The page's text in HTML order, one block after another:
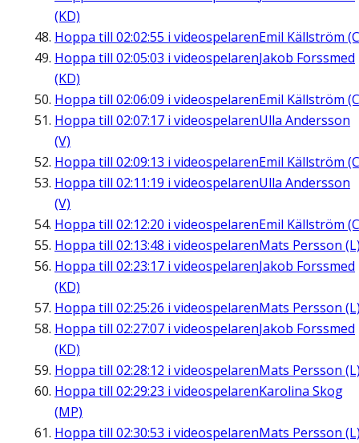
(KD)
Hoppa till 02:02:55 i videospelarenEmil Källström
Hoppa till 02:05:03 i videospelarenJakob Forssmed
(KD)
Hoppa till 02:06:09 i videospelarenEmil Källström
Hoppa till 02:07:17 i videospelarenUlla Andersson
(V)
Hoppa till 02:09:13 i videospelarenEmil Källström
Hoppa till 02:11:19 i videospelarenUlla Andersson
(V)
Hoppa till 02:12:20 i videospelarenEmil Källström
Hoppa till 02:13:48 i videospelarenMats Persson
Hoppa till 02:23:17 i videospelarenJakob Forssmed
(KD)
Hoppa till 02:25:26 i videospelarenMats Persson
Hoppa till 02:27:07 i videospelarenJakob Forssmed
(KD)
Hoppa till 02:28:12 i videospelarenMats Persson
Hoppa till 02:29:23 i videospelarenKarolina Skog
(MP)
Hoppa till 02:30:53 i videospelarenMats Persson